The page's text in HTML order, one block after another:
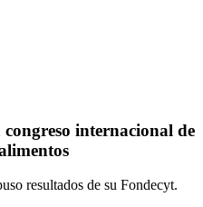
internacional de
resultados de su Fondecyt.